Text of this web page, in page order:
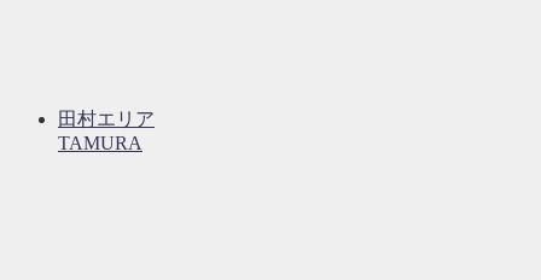
田村エリア
TAMURA